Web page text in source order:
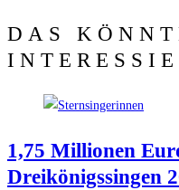
DAS
1,75 Mil­lio­nen
Drei­kö­nigs­sin­gen